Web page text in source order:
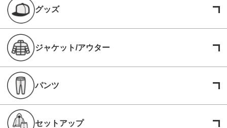
グッズ
ジャケット/アウター
パンツ
セットアップ